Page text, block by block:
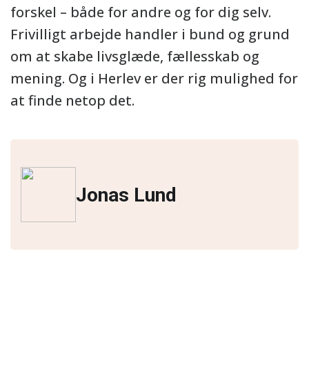
forskel – både for andre og for dig selv.
Frivilligt arbejde handler i bund og grund
om at skabe livsglæde, fællesskab og
mening. Og i Herlev er der rig mulighed for
at finde netop det.
Jonas Lund